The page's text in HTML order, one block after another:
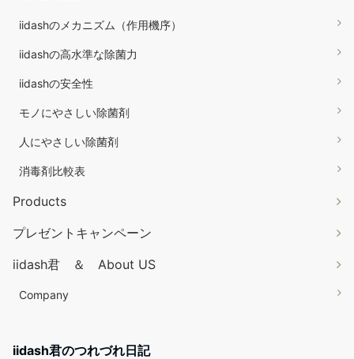
iidashのメカニズム（作用機序）
iidashの高水準な除菌力
iidashの安全性
モノにやさしい除菌剤
人にやさしい除菌剤
消毒剤比較表
Products
プレゼントキャンペーン
iidash君 ＆ About US
Company
iidash君のつれづれ日記